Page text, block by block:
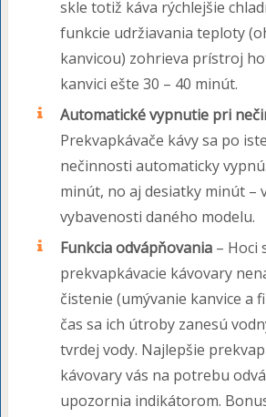
skle totiž káva rýchlejšie
funkcie udržiavania teploty
kanvicou) zohrieva prístroj
kanvici ešte 30 – 40 minút.
Automatické vypnutie pri
Prekvapkávače kávy sa po
nečinnosti automaticky
minút, no aj desiatky minút –
vybavenosti daného modelu.
Funkcia odvápňovania– Hoci
prekvapkávacie kávovary
čistenie (umývanie kanvice a
čas sa ich útroby zanesú
tvrdej vody. Najlepšie
kávovary vás na potrebu
upozornia indikátorom.